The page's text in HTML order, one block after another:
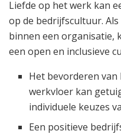
Liefde op het werk kan
op de bedrijfscultuur.
binnen een organisatie,
een open en inclusieve
Het bevorderen
werkvloer kan
individuele keuzes
Een positieve